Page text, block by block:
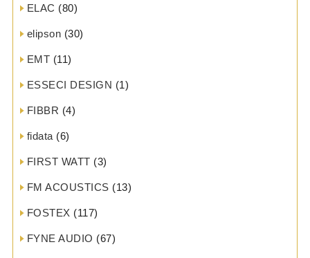
ELAC (80)
elipson (30)
EMT (11)
ESSECI DESIGN (1)
FIBBR (4)
fidata (6)
FIRST WATT (3)
FM ACOUSTICS (13)
FOSTEX (117)
FYNE AUDIO (67)